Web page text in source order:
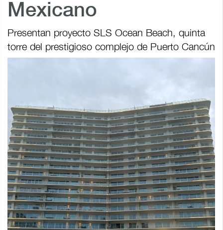
Mexicano
Presentan proyecto SLS Ocean Beach, quinta
torre del prestigioso complejo de Puerto Cancún